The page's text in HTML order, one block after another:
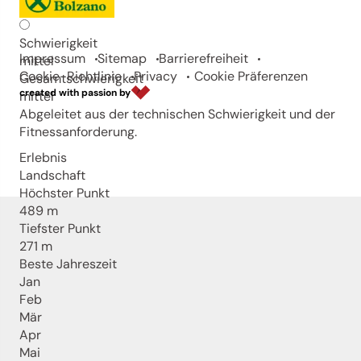
Südtirols Süden
Schwierigkeit
mittel
Gesamtschwierigkeit
mittel
Abgeleitet aus der technischen Schwierigkeit und der
Fitnessanforderung.
Erlebnis
Landschaft
Höchster Punkt
489 m
Tiefster Punkt
271 m
Beste Jahreszeit
Jan
Feb
Mär
Apr
Mai
Impressum Sitemap
Barrierefreiheit
Cookie-Richtlinie
Privacy Cookie Präferenzen
created with passion by